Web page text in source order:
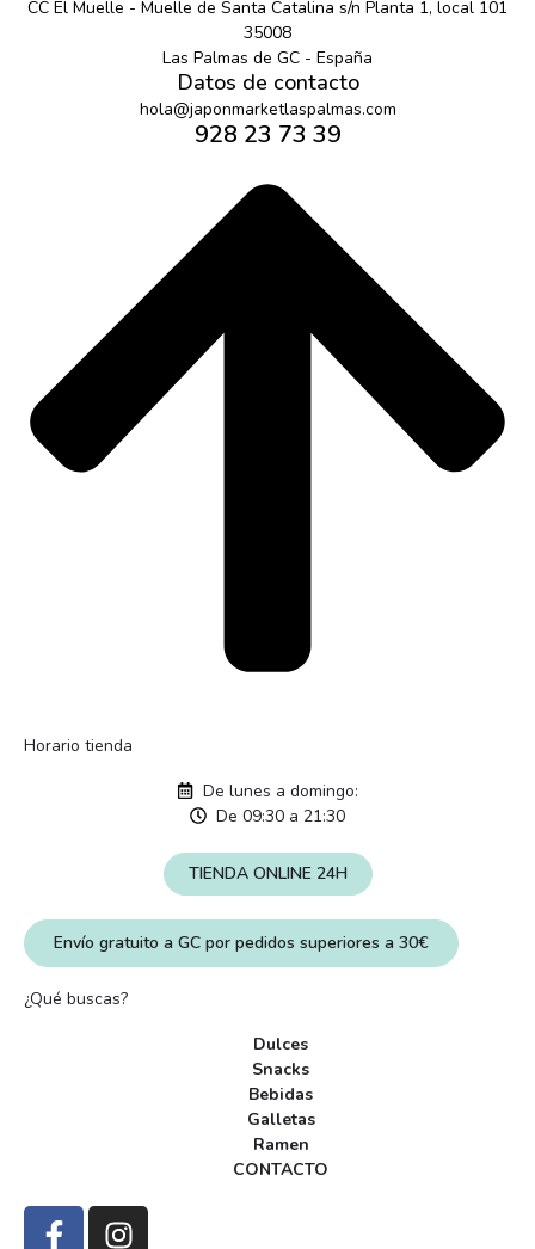
¿Qué buscas?
Dulces
Snacks
Bebidas
Galletas
Ramen
CONTACTO
Horario tienda
De lunes a domingo:
De 09:30 a 21:30
TIENDA ONLINE 24H
Envío gratuito a GC por pedidos superiores a 30€
CC El Muelle - Muelle de Santa Catalina s/n Planta 1, local 101
35008
Las Palmas de GC - España
Datos de contacto
hola@japonmarketlaspalmas.com
928 23 73 39